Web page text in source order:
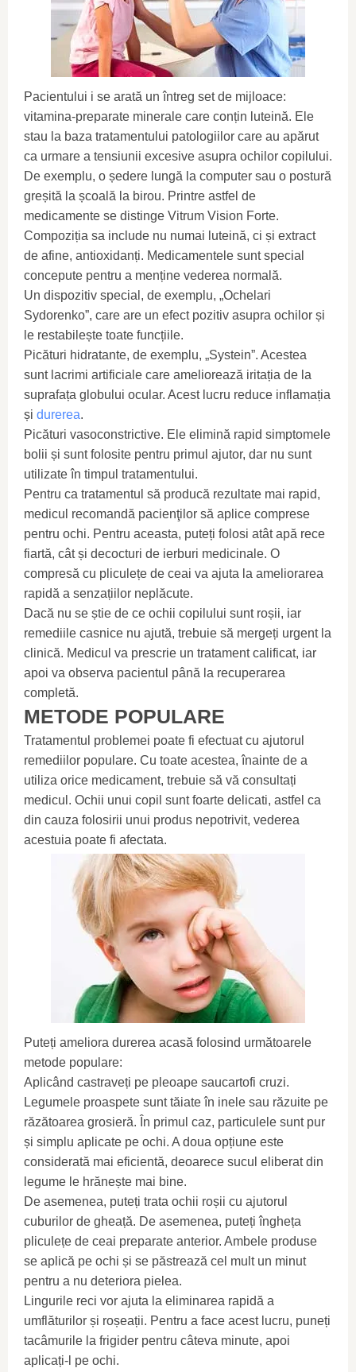
Pacientului i se arată un întreg set de mijloace:
vitamina-preparate minerale care conțin luteină. Ele
stau la baza tratamentului patologiilor care au apărut
ca urmare a tensiunii excesive asupra ochilor copilului.
De exemplu, o ședere lungă la computer sau o postură
greșită la școală la birou. Printre astfel de
medicamente se distinge Vitrum Vision Forte.
Compoziția sa include nu numai luteină, ci și extract
de afine, antioxidanți. Medicamentele sunt special
concepute pentru a menține vederea normală.
Un dispozitiv special, de exemplu, „Ochelari
Sydorenko”, care are un efect pozitiv asupra ochilor și
le restabilește toate funcțiile.
Picături hidratante, de exemplu, „Systein”. Acestea
sunt lacrimi artificiale care ameliorează iritația de la
suprafața globului ocular. Acest lucru reduce inflamația
și durerea.
Picături vasoconstrictive. Ele elimină rapid simptomele
bolii și sunt folosite pentru primul ajutor, dar nu sunt
utilizate în timpul tratamentului.
Pentru ca tratamentul să producă rezultate mai rapid,
medicul recomandă pacienţilor să aplice comprese
pentru ochi. Pentru aceasta, puteți folosi atât apă rece
fiartă, cât și decocturi de ierburi medicinale. O
compresă cu pliculețe de ceai va ajuta la ameliorarea
rapidă a senzațiilor neplăcute.
Dacă nu se știe de ce ochii copilului sunt roșii, iar
remediile casnice nu ajută, trebuie să mergeți urgent la
clinică. Medicul va prescrie un tratament calificat, iar
apoi va observa pacientul până la recuperarea
completă.
METODE POPULARE
Tratamentul problemei poate fi efectuat cu ajutorul
remediilor populare. Cu toate acestea, înainte de a
utiliza orice medicament, trebuie să vă consultați
medicul. Ochii unui copil sunt foarte delicati, astfel ca
din cauza folosirii unui produs nepotrivit, vederea
acestuia poate fi afectata.
Puteți ameliora durerea acasă folosind următoarele
metode populare:
Aplicând castraveți pe pleoape saucartofi cruzi.
Legumele proaspete sunt tăiate în inele sau răzuite pe
răzătoarea grosieră. În primul caz, particulele sunt pur
și simplu aplicate pe ochi. A doua opțiune este
considerată mai eficientă, deoarece sucul eliberat din
legume le hrănește mai bine.
De asemenea, puteți trata ochii roșii cu ajutorul
cuburilor de gheață. De asemenea, puteți îngheța
pliculețe de ceai preparate anterior. Ambele produse
se aplică pe ochi și se păstrează cel mult un minut
pentru a nu deteriora pielea.
Lingurile reci vor ajuta la eliminarea rapidă a
umflăturilor și roșeații. Pentru a face acest lucru, puneți
tacâmurile la frigider pentru câteva minute, apoi
aplicați-l pe ochi.